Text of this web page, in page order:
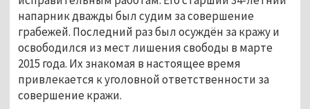
напарник дважды был судим за совершение
грабежей. Последний раз был осуждён за кражу и
освободился из мест лишения свободы в марте
2015 года. Их знакомая в настоящее время
привлекается к уголовной ответственности за
совершение кражи.